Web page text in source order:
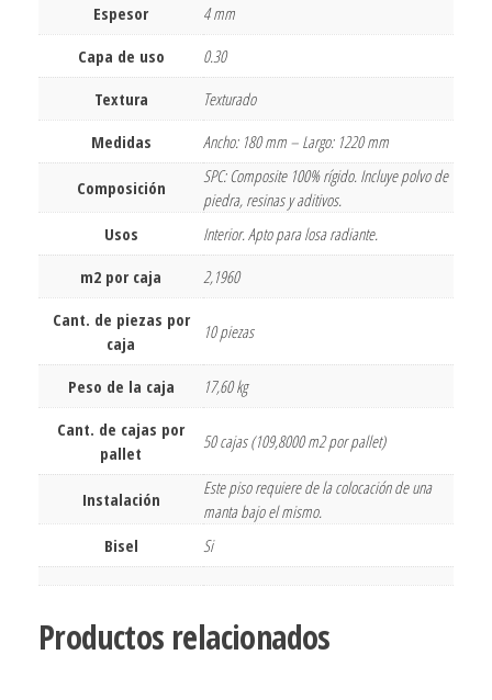
Espesor
4 mm
Capa de uso
0.30
Textura
Texturado
Medidas
Ancho: 180 mm – Largo: 1220 mm
Composición
SPC: Composite 100% rígido. Incluye polvo de
piedra, resinas y aditivos.
Usos
Interior. Apto para losa radiante.
m2 por caja
2,1960
Cant. de piezas por
caja
10 piezas
Peso de la caja
17,60 kg
Cant. de cajas por
pallet
50 cajas (109,8000 m2 por pallet)
Instalación
Este piso requiere de la colocación de una
manta bajo el mismo.
Bisel
Si
Productos relacionados